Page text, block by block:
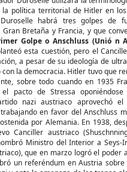
política territorial de Hitler en
habrá tres golpes de
Gran Bretaña y Francia, y que
Golpe o Anschluss (Unió n
esta cuestión, pero el
a pesar de su ideología de
con la democracia. Hitler tuvo que
sobre todo cuando en 1935
pacto de Stressa
nazi austriaco aprovechó
en favor del Anschluss
por Alemania. En 1938,
Canciller austriaco
Ministro del Interior a Seys-
que en marzo logró el poder
un referéndum en Austria sobre